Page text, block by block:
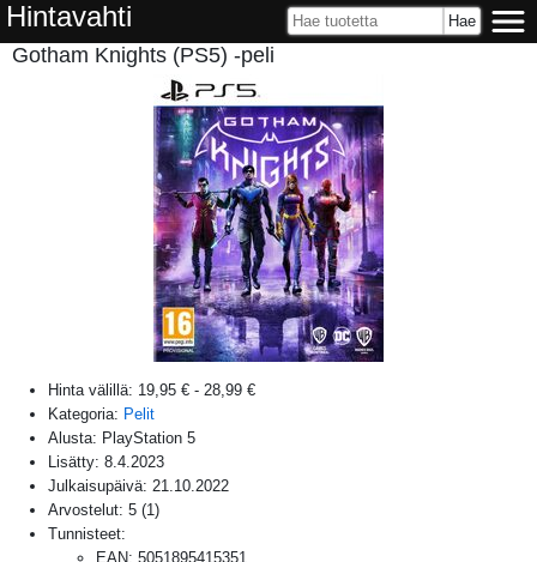
Hintavahti
Gotham Knights (PS5) -peli
Hinta välillä: 19,95 € - 28,99 €
Kategoria: Pelit
Alusta: PlayStation 5
Lisätty: 8.4.2023
Julkaisupäivä: 21.10.2022
Arvostelut: 5 (1 )
Tunnisteet:
EAN: 5051895415351